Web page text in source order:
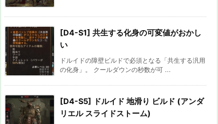
[D4-S1] 共生する化身の可変値がおかし
い
ドルイドの障壁ビルドで必須となる「共生する汎用
の化身」。 クールダウンの秒数が可 ...
[D4-S5] ドルイド 地滑り ビルド (アンダ
リエル スライドストーム)